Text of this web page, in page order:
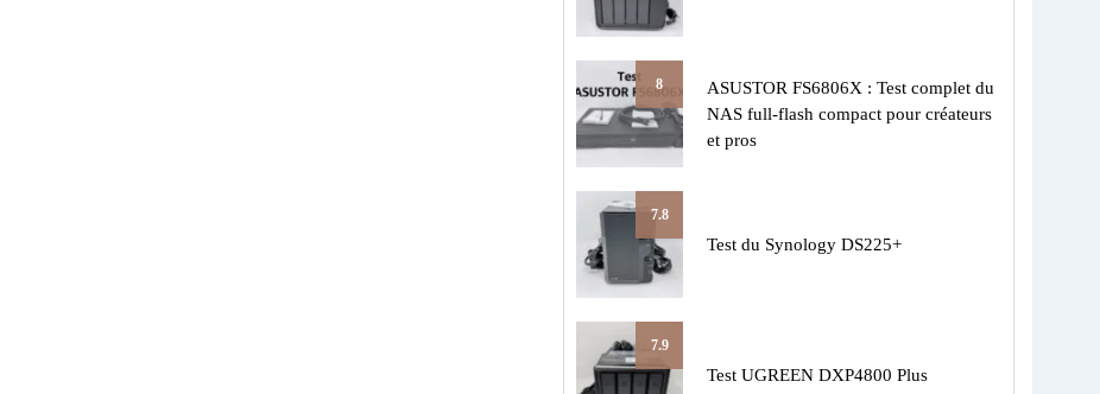
8
ASUSTOR FS6806X : Test complet du
NAS full-flash compact pour créateurs
et pros
7.8
Test du Synology DS225+
7.9
Test UGREEN DXP4800 Plus